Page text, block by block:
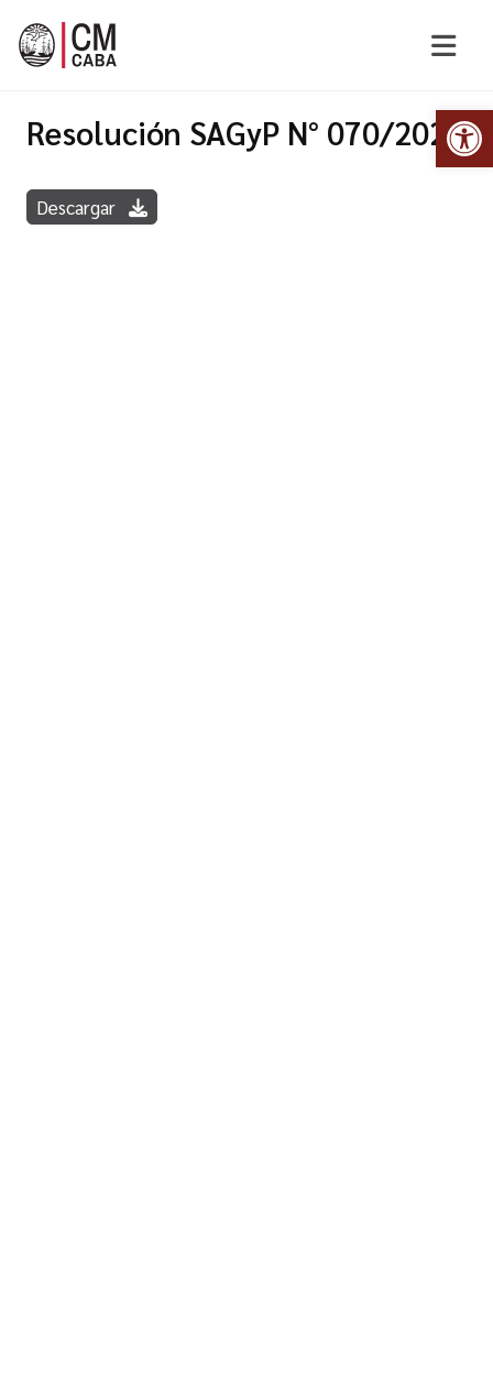
Resolución SAGyP N° 070/2022
Descargar